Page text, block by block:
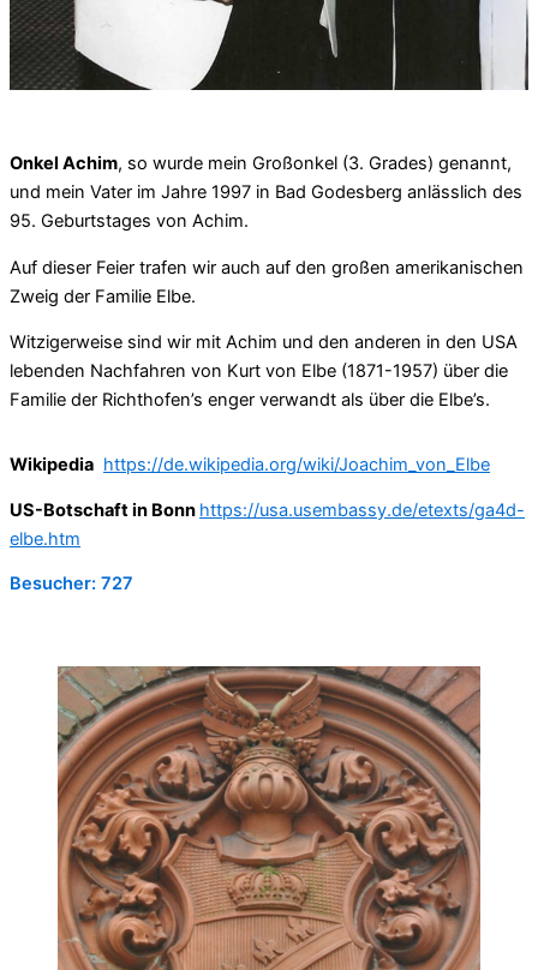
Onkel Achim, so wurde mein Großonkel (3. Grades) genannt,
und mein Vater im Jahre 1997 in Bad Godesberg anlässlich des
95. Geburtstages von Achim.
Auf dieser Feier trafen wir auch auf den großen amerikanischen
Zweig der Familie Elbe.
Witzigerweise sind wir mit Achim und den anderen in den USA
lebenden Nachfahren von Kurt von Elbe (1871-1957) über die
Familie der Richthofen’s enger verwandt als über die Elbe’s.
Wikipedia https://de.wikipedia.org/wiki/Joachim_von_Elbe
US-Botschaft in Bonn https://usa.usembassy.de/etexts/ga4d-
elbe.htm
Besucher: 727